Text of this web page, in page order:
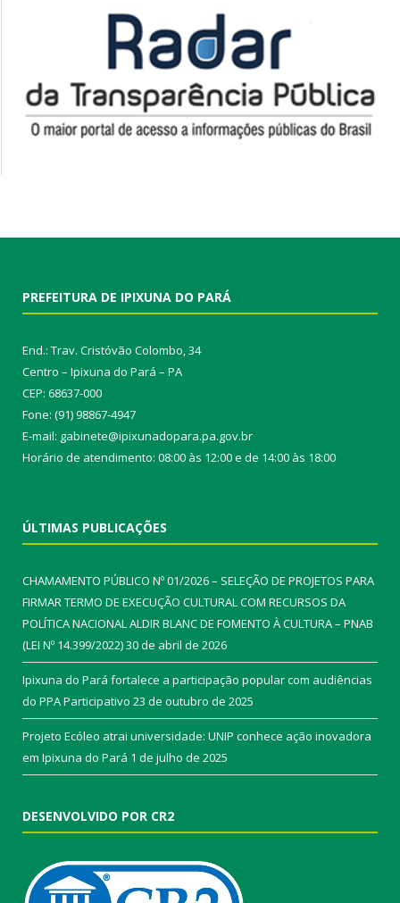
PREFEITURA DE IPIXUNA DO PARÁ
End.: Trav. Cristóvão Colombo, 34
Centro – Ipixuna do Pará – PA
CEP: 68637-000
Fone: (91) 98867-4947
E-mail: gabinete@ipixunadopara.pa.gov.br
Horário de atendimento: 08:00 às 12:00 e de 14:00 às 18:00
ÚLTIMAS PUBLICAÇÕES
CHAMAMENTO PÚBLICO Nº 01/2026 – SELEÇÃO DE PROJETOS PARA
FIRMAR TERMO DE EXECUÇÃO CULTURAL COM RECURSOS DA
POLÍTICA NACIONAL ALDIR BLANC DE FOMENTO À CULTURA – PNAB
(LEI Nº 14.399/2022)30 de abril de 2026
Ipixuna do Pará fortalece a participação popular com audiências
do PPA Participativo 23 de outubro de 2025
Projeto Ecóleo atrai universidade: UNIP conhece ação inovadora
em Ipixuna do Pará 1 de julho de 2025
DESENVOLVIDO POR CR2